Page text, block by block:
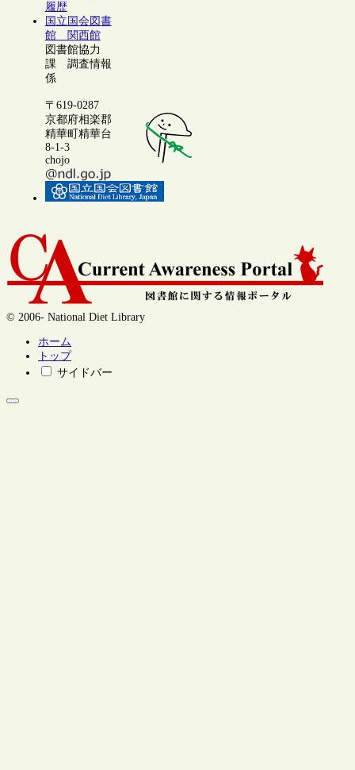
履歴
国立国会図書
館 関西館
図書館協力
課 調査情報
係
〒619-0287
京都府相楽郡
精華町精華台
8-1-3
chojo
© 2006- National Diet Library
ホーム
トップ
サイドバー